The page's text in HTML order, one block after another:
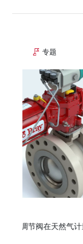
专题
Series 19L 设